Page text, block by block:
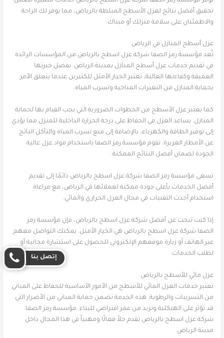
تحقيق أفضل نتائج لعزل الأسطح المبلطة بالرياض، مما يوفر لك الراحة
والاطمئنان على سلامة منزلك أو مبناك.
عزل أسطح المنازل في الرياض
تُعد مؤسسة رمز الصفا شركة عزل اسطح بالرياض من المؤسسات الرائدة
في تقديم خدمات عزل أسطح المنازل بمدينة الرياض. بفضل خبرتها
العميقة وكفاءتها العالية، تعتبر الخيار الأمثل للكثيرين عندما يتعلق الأمر
بحماية المنازل من التغيرات المناخية وتسرب المياه.
كما يعتبر عزل الأسطح من الخطوات الضرورية التي يجب القيام بها لحماية
المنازل. يساعد العزل في الحفاظ على درجة الحرارة الداخلية للمنزل مما يؤدي
إلى توفير الطاقة والكهرباء، بالإضافة إلى منع تسرب المياه والتآكل الناتج
عن الأمطار الغزيرة. تقوم مؤسسة رمز الصفا باستخدام مواد عزل عالية
الجودة لضمان أفضل النتائج الممكنة.
تسعى مؤسسة رمز الصفا شركة عزل اسطح بالرياض دائمًا إلى تقديم
أفضل الخدمات بأعلى جودة ممكنة لعملائها في الرياض، مع مراعاة
استخدام أحدث التقنيات في مجال العزل الحراري والمائي.
إذا كنت تبحث عن أفضل شركة عزل اسطح بالرياض، فإن مؤسسة رمز
الصفا شركة عزل اسطح بالرياض هي الخيار الأمثل. يمكنك التواصل معهم
عبر الهاتف أو زيارة موقعهم الإلكتروني للحصول على استشارة مجانية أو
لطلب الخدمات.
عزل مائي للأسطح بالرياض
تعتبر خدمات العزل المائي للأسطح من الأمور الأساسية للحفاظ على المباني
من التسريبات والرطوبة. هذه الخدمة تضمن حماية المباني من الأضرار التي
قد تؤثر على الهيكلية وتزيد من عمر افتراضي للبناء. مؤسسة رمز الصفا
شركة عزل اسطح بالرياض تقدم حلاً فعالًا ومهنياً في هذا المجال داخل
مدينة الرياض.
إتصل بنا